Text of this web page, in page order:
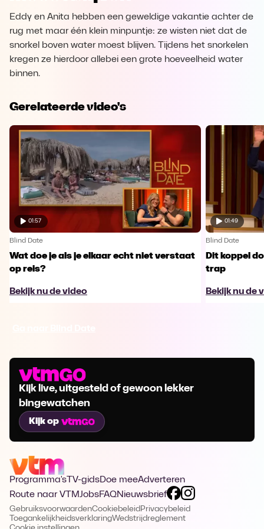
Eddy en Anita hebben een geweldige vakantie achter de
rug met maar één klein minpuntje: ze wisten niet dat de
snorkel boven water moest blijven. Tijdens het snorkelen
kregen ze hierdoor allebei een grote hoeveelheid water
binnen.
Gerelateerde video's
01:57
Blind Date
Wat doe je als je elkaar echt niet verstaat
op reis?
Bekijk nu de video
01:49
Blind Date
Dit koppel
trap
Bekijk nu de
Kijk live, uitgesteld of gewoon lekker
bingewatchen
Kijk op
Programma's TV-gidsDoe meeAdverteren
Route naar VTMJobsFAQNieuwsbrief
GebruiksvoorwaardenCookiebeleid Privacybeleid
ToegankelijkheidsverklaringWedstrijdreglement